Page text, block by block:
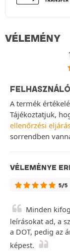
VÉLEMÉNY
A termék
Tájékoztatjuk,
ellenőrzési
sorrendben
VÉLEMÉNYE
5/5
Minden
leírásokat ad, a
a DOT, pedig az
képest.